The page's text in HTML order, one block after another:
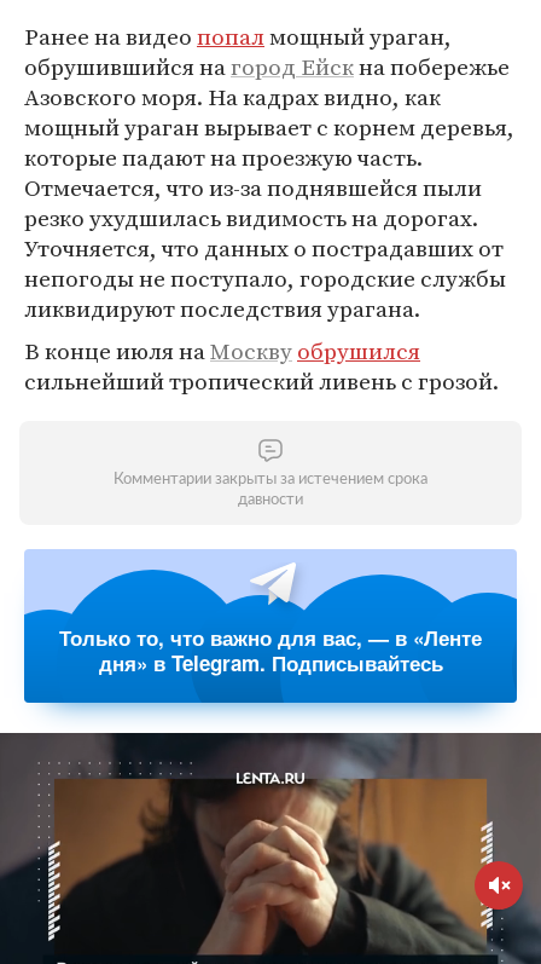
Ранее на видеопопалмощный ураган,
обрушившийся нагород Ейскна побережье
Азовского моря. На кадрах видно, как
мощный ураган вырывает с корнем деревья,
которые падают на проезжую часть.
Отмечается, что из-за поднявшейся пыли
резко ухудшилась видимость на дорогах.
Уточняется, что данных о пострадавших от
непогоды не поступало, городские службы
ликвидируют последствия урагана.
В конце июля наМосквуобрушился
сильнейший тропический ливень с грозой.
Комментарии закрыты за истечением срока
давности
Только то, что важно для вас, — в «Ленте
дня» в Telegram. Подписывайтесь